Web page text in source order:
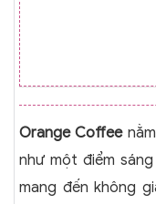
Orange Coffee
như một điểm
mang đến không